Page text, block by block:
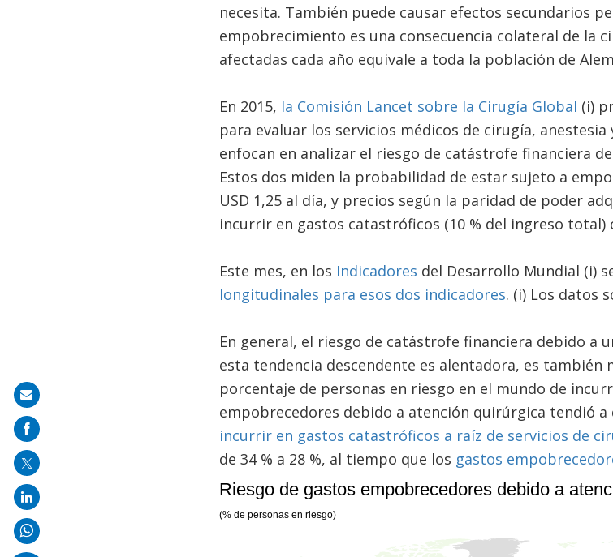
necesita. También puede causar efectos secundarios
empobrecimiento es una consecuencia colateral de la
afectadas cada año equivale a toda la población de
En 2015, la Comisión Lancet sobre la Cirugía Global (i)
para evaluar los servicios médicos de cirugía,
enfocan en analizar el riesgo de catástrofe financiera
Estos dos miden la probabilidad de estar sujeto a
USD 1,25 al día, y precios según la paridad de poder
incurrir en gastos catastróficos (10 % del ingreso
Este mes, en los Indicadores del Desarrollo Mundial (i)
longitudinales para esos dos indicadores. (i) Los datos
En general, el riesgo de catástrofe financiera debido a
esta tendencia descendente es alentadora, es también
porcentaje de personas en riesgo en el mundo de
empobrecedores debido a atención quirúrgica tendió a
incurrir en gastos catastróficos a raíz de servicios de
de 34 % a 28 %, al tiempo que los gastos
Share
on
mail